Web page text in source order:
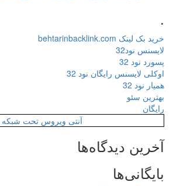
خرید بک لینک behtarinbacklink.com
لایسنس نود32
پسورد نود 32
اوکلی لایسنس رایگان نود 32
همیار نود 32
بهترین سئو
رایگان
آنتی ویروس تحت شبکه
آخرین دیدگاه‌ها
بایگانی‌ها